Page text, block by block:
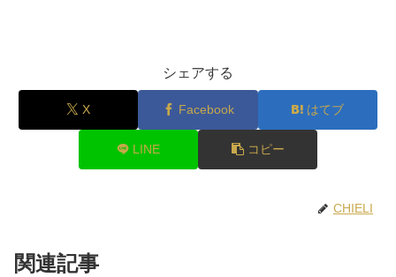
シェアする
X Facebook はてブ
LINE コピー
CHIELI
関連記事